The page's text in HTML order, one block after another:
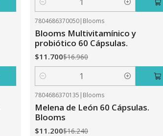
Cantidad
7804686370050| Blooms
Blooms Multivitamínico y
probiótico 60 Cápsulas.
$11.700$16.960
Cantidad
7804686370135 | Blooms
Melena de León 60 Cápsulas.
Blooms
$11.200$16.240